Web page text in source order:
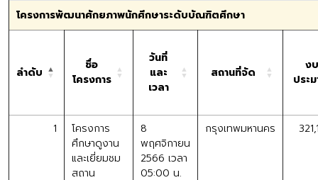
โครงการพัฒนาศักยภาพนักศึกษาระดับบัณฑิตศึกษา
ลำดับ
ชื่อ
โครงการ
วันที่
และ
เวลา
สถานที่จัด
งบ
ประ
1
โครงการ
ศึกษาดูงาน
และเยี่ยมชม
สถาน
8
พฤศจิกายน
2566 เวลา
05:00 น.
กรุงเทพมหานคร